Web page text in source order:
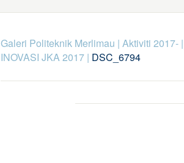
Galeri Politeknik Merlimau | Aktiviti 2017-
INOVASI JKA 2017| DSC_6794